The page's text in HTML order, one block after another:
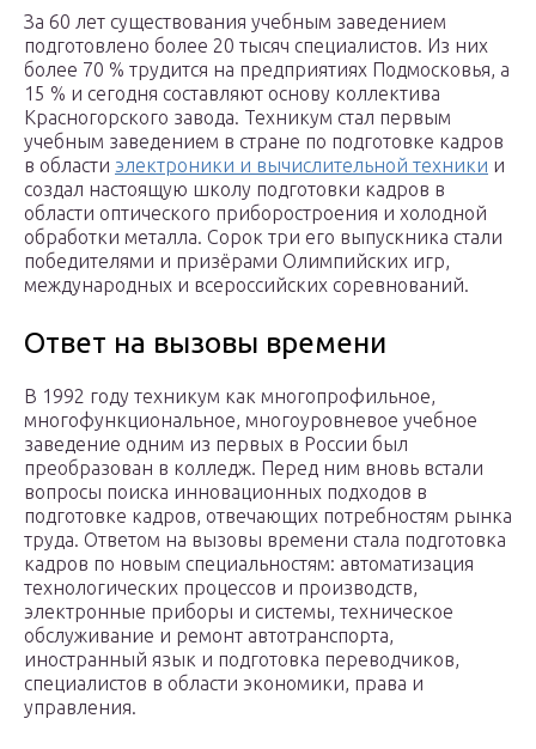
За 60 лет существования учебным заведением
подготовлено более 20 тысяч специалистов. Из них
более 70 % трудится на предприятиях Подмосковья, а
15 % и сегодня составляют основу коллектива
Красногорского завода. Техникум стал первым
учебным заведением в стране по подготовке кадров
в области электроники и вычислительной техники и
создал настоящую школу подготовки кадров в
области оптического приборостроения и холодной
обработки металла. Сорок три его выпускника стали
победителями и призёрами Олимпийских игр,
международных и всероссийских соревнований.
Ответ на вызовы времени
В 1992 году техникум как многопрофильное,
многофункциональное, многоуровневое учебное
заведение одним из первых в России был
преобразован в колледж. Перед ним вновь встали
вопросы поиска инновационных подходов в
подготовке кадров, отвечающих потребностям рынка
труда. Ответом на вызовы времени стала подготовка
кадров по новым специальностям: автоматизация
технологических процессов и производств,
электронные приборы и системы, техническое
обслуживание и ремонт автотранспорта,
иностранный язык и подготовка переводчиков,
специалистов в области экономики, права и
управления.